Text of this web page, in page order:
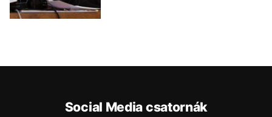
Social Media csatornák